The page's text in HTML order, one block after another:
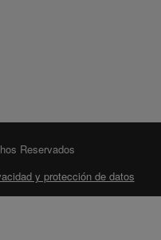
Reservados
y protección de datos